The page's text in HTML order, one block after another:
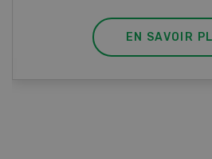
EN SAVOIR